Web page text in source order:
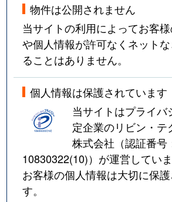
物件は公開されません
当サイトの利用によってお客
や個人情報が許可なくネット
ることはありません。
個人情報は保護されています
当サイトはプライバ
定企業のリビン・テ
株式会社（認証番号
10830322(10)）が運営していま
お客様の個人情報は大切に保
す。